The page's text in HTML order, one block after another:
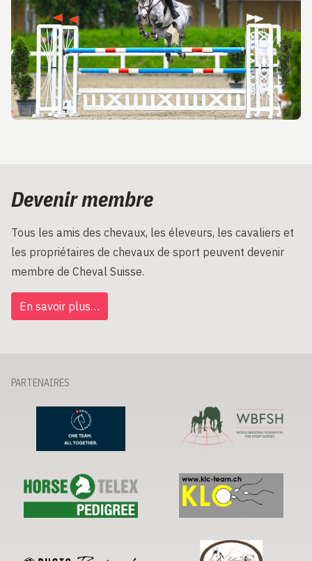
Devenir membre
Tous les amis des chevaux, les éleveurs, les cavaliers et
les propriétaires de chevaux de sport peuvent devenir
membre de Cheval Suisse.
En savoir plus…
PARTENAIRES